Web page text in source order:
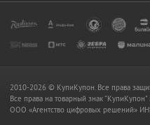
2010-2026 © КупиКупон. Все права
Все права на товарный знак
OOO «Агентство цифровых решений»